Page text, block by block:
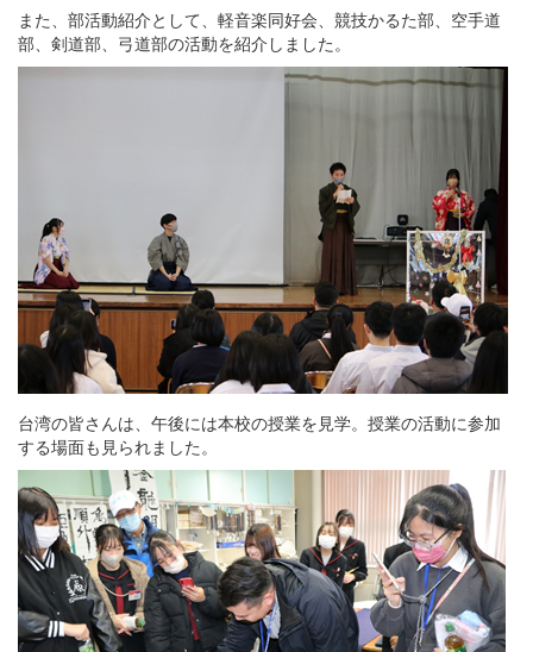
また、部活動紹介として、軽音楽同好会、競技かるた部、空手道
部、剣道部、弓道部の活動を紹介しました。
台湾の皆さんは、午後には本校の授業を見学。授業の活動に参加
する場面も見られました。